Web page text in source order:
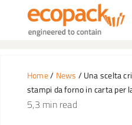
contenuto
Home/ News / Una scelta
stampi da forno in carta per
5,3 min read